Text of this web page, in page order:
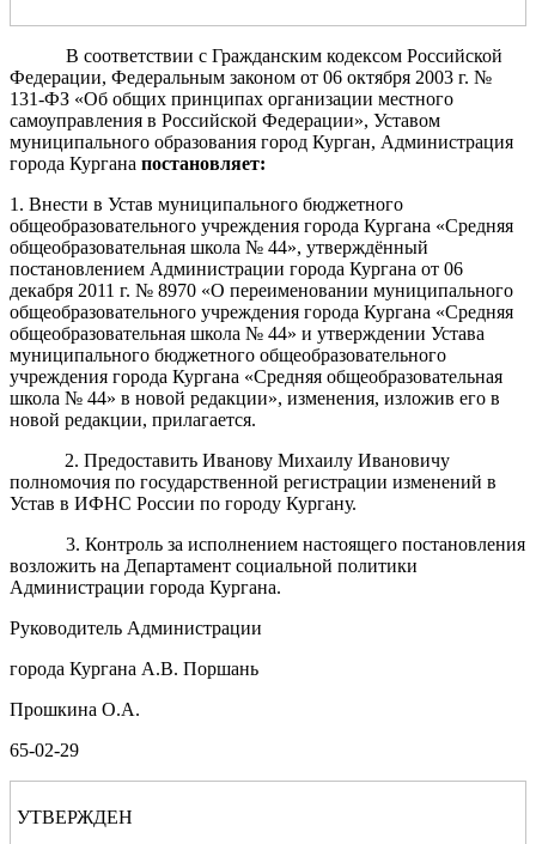
В соответствии с Гражданским кодексом Российской
Федерации, Федеральным законом от 06 октября 2003 г. №
131-ФЗ «Об общих принципах организации местного
самоуправления в Российской Федерации», Уставом
муниципального образования город Курган, Администрация
города Кургана постановляет:
1. Внести в Устав муниципального бюджетного
общеобразовательного учреждения города Кургана «Средняя
общеобразовательная школа № 44», утверждённый
постановлением Администрации города Кургана от 06
декабря 2011 г. № 8970 «О переименовании муниципального
общеобразовательного учреждения города Кургана «Средняя
общеобразовательная школа № 44» и утверждении Устава
муниципального бюджетного общеобразовательного
учреждения города Кургана «Средняя общеобразовательная
школа № 44» в новой редакции», изменения, изложив его в
новой редакции, прилагается.
2. Предоставить Иванову Михаилу Ивановичу
полномочия по государственной регистрации изменений в
Устав в ИФНС России по городу Кургану.
3. Контроль за исполнением настоящего постановления
возложить на Департамент социальной политики
Администрации города Кургана.
Руководитель Администрации
города Кургана А.В. Поршань
Прошкина О.А.
65-02-29
УТВЕРЖДЕН